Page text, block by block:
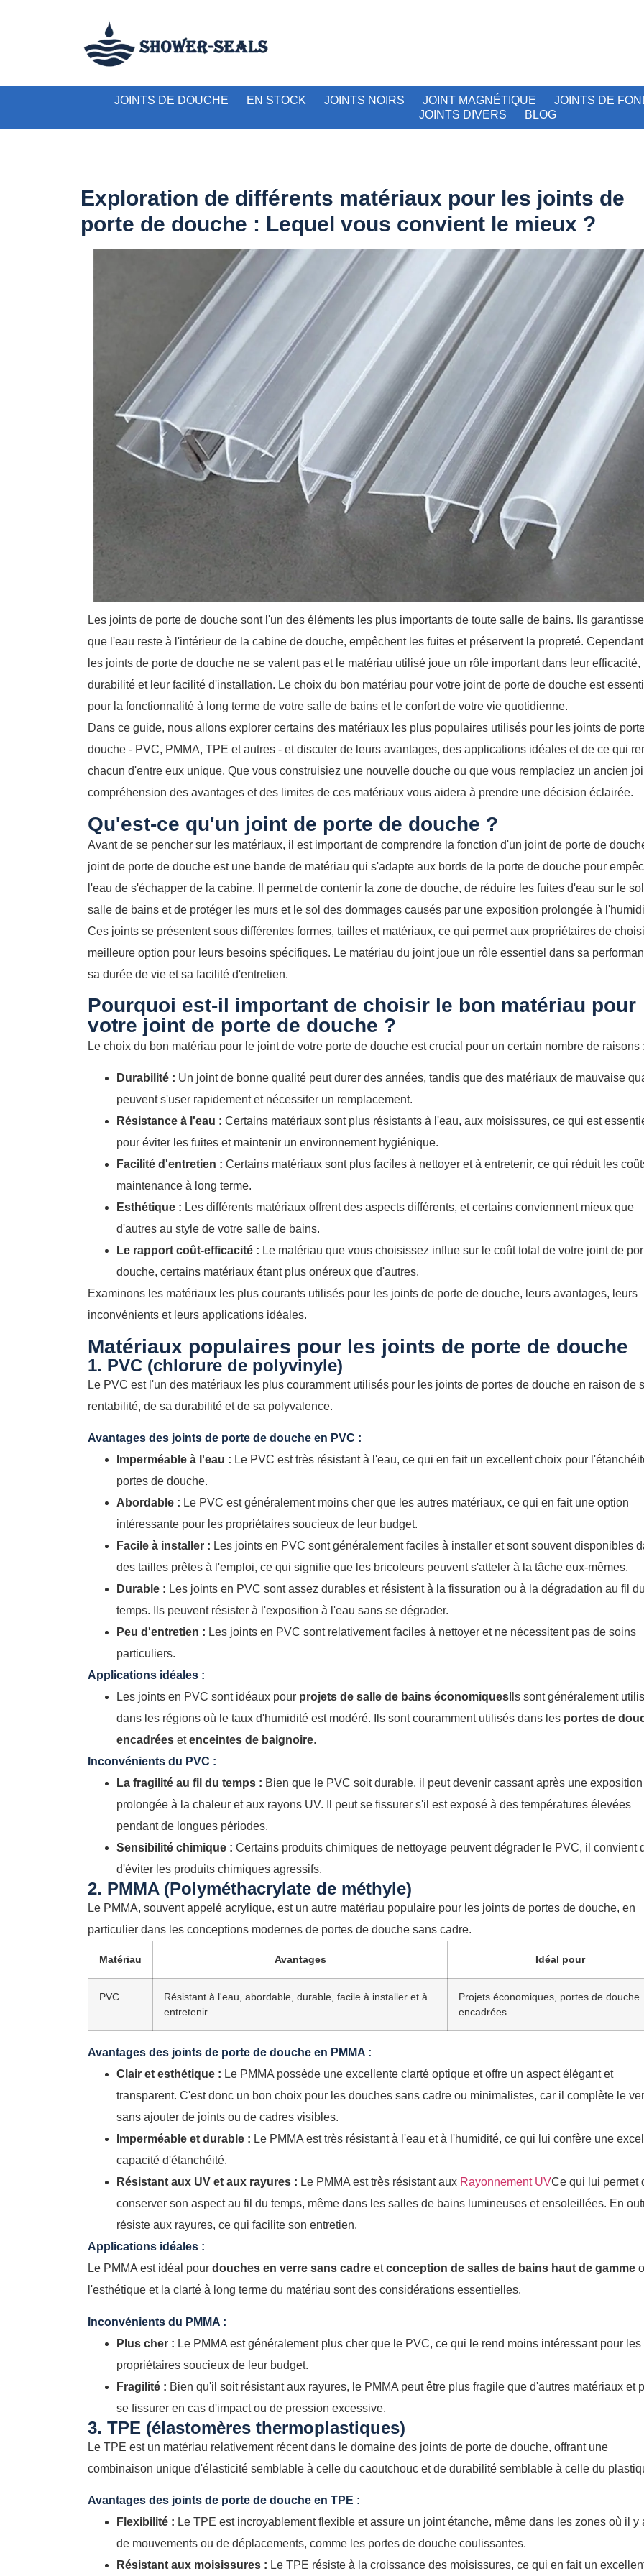
JOINTS DE DOUCHE EN STOCK JOINTS NOIRS JOINT MAGNÉTIQUE JOINTS DE
JOINTS DIVERS
BLOG
Exploration de différents matériaux pour les joints de
porte de douche : Lequel vous convient le mieux ?
Les joints de porte de douche sont l'un des éléments les plus importants de toute salle de bains. Ils
que l'eau reste à l'intérieur de la cabine de douche, empêchent les fuites et préservent la propreté.
les joints de porte de douche ne se valent pas et le matériau utilisé joue un rôle important dans leur efficacité,
durabilité et leur facilité d'installation. Le choix du bon matériau pour votre joint de porte de douche est
pour la fonctionnalité à long terme de votre salle de bains et le confort de votre vie quotidienne.
Dans ce guide, nous allons explorer certains des matériaux les plus populaires utilisés pour les joints de
douche - PVC, PMMA, TPE et autres - et discuter de leurs avantages, des applications idéales et de ce qui
chacun d'entre eux unique. Que vous construisiez une nouvelle douche ou que vous remplaciez un ancien
compréhension des avantages et des limites de ces matériaux vous aidera à prendre une décision éclairée.
Qu'est-ce qu'un joint de porte de douche ?
Avant de se pencher sur les matériaux, il est important de comprendre la fonction d'un joint de porte de
joint de porte de douche est une bande de matériau qui s'adapte aux bords de la porte de douche pour
l'eau de s'échapper de la cabine. Il permet de contenir la zone de douche, de réduire les fuites d'eau sur le
salle de bains et de protéger les murs et le sol des dommages causés par une exposition prolongée à
Ces joints se présentent sous différentes formes, tailles et matériaux, ce qui permet aux propriétaires de
meilleure option pour leurs besoins spécifiques. Le matériau du joint joue un rôle essentiel dans sa
sa durée de vie et sa facilité d'entretien.
Pourquoi est-il important de choisir le bon matériau pour
votre joint de porte de douche ?
Le choix du bon matériau pour le joint de votre porte de douche est crucial pour un certain nombre de raisons :
Durabilité : Un joint de bonne qualité peut durer des années, tandis que des matériaux de mauvaise
peuvent s'user rapidement et nécessiter un remplacement.
Résistance à l'eau : Certains matériaux sont plus résistants à l'eau, aux moisissures, ce qui est
pour éviter les fuites et maintenir un environnement hygiénique.
Facilité d'entretien : Certains matériaux sont plus faciles à nettoyer et à entretenir, ce qui réduit les
maintenance à long terme.
Esthétique : Les différents matériaux offrent des aspects différents, et certains conviennent mieux que
d'autres au style de votre salle de bains.
Le rapport coût-efficacité : Le matériau que vous choisissez influe sur le coût total de votre joint de
douche, certains matériaux étant plus onéreux que d'autres.
Examinons les matériaux les plus courants utilisés pour les joints de porte de douche, leurs avantages, leurs
inconvénients et leurs applications idéales.
Matériaux populaires pour les joints de porte de douche
1. PVC (chlorure de polyvinyle)
Le PVC est l'un des matériaux les plus couramment utilisés pour les joints de portes de douche en raison de
rentabilité, de sa durabilité et de sa polyvalence.
Avantages des joints de porte de douche en PVC :
Imperméable à l'eau : Le PVC est très résistant à l'eau, ce qui en fait un excellent choix pour
portes de douche.
Abordable : Le PVC est généralement moins cher que les autres matériaux, ce qui en fait une option
intéressante pour les propriétaires soucieux de leur budget.
Facile à installer : Les joints en PVC sont généralement faciles à installer et sont souvent disponibles
des tailles prêtes à l'emploi, ce qui signifie que les bricoleurs peuvent s'atteler à la tâche eux-mêmes.
Durable : Les joints en PVC sont assez durables et résistent à la fissuration ou à la dégradation au fil du
temps. Ils peuvent résister à l'exposition à l'eau sans se dégrader.
Peu d'entretien : Les joints en PVC sont relativement faciles à nettoyer et ne nécessitent pas de soins
particuliers.
Applications idéales :
Les joints en PVC sont idéaux pour projets de salle de bains économiques Ils sont généralement
dans les régions où le taux d'humidité est modéré. Ils sont couramment utilisés dans les portes de
encadrées etenceintes de baignoire.
Inconvénients du PVC :
La fragilité au fil du temps : Bien que le PVC soit durable, il peut devenir cassant après une exposition
prolongée à la chaleur et aux rayons UV. Il peut se fissurer s'il est exposé à des températures élevées
pendant de longues périodes.
Sensibilité chimique : Certains produits chimiques de nettoyage peuvent dégrader le PVC, il convient
d'éviter les produits chimiques agressifs.
2. PMMA (Polyméthacrylate de méthyle)
Le PMMA, souvent appelé acrylique, est un autre matériau populaire pour les joints de portes de douche, en
particulier dans les conceptions modernes de portes de douche sans cadre.
Matériau Avantages Idéal pour
PVC
Résistant à l'eau, abordable, durable, facile à installer et à
entretenir
Projets économiques, portes de douche
encadrées
Avantages des joints de porte de douche en PMMA :
Clair et esthétique : Le PMMA possède une excellente clarté optique et offre un aspect élégant et
transparent. C'est donc un bon choix pour les douches sans cadre ou minimalistes, car il complète le
sans ajouter de joints ou de cadres visibles.
Imperméable et durable : Le PMMA est très résistant à l'eau et à l'humidité, ce qui lui confère une
capacité d'étanchéité.
Résistant aux UV et aux rayures : Le PMMA est très résistant aux Rayonnement UVCe qui lui permet
conserver son aspect au fil du temps, même dans les salles de bains lumineuses et ensoleillées. En
résiste aux rayures, ce qui facilite son entretien.
Applications idéales :
Le PMMA est idéal pour douches en verre sans cadre etconception de salles de bains haut de gamme
l'esthétique et la clarté à long terme du matériau sont des considérations essentielles.
Inconvénients du PMMA :
Plus cher : Le PMMA est généralement plus cher que le PVC, ce qui le rend moins intéressant pour les
propriétaires soucieux de leur budget.
Fragilité : Bien qu'il soit résistant aux rayures, le PMMA peut être plus fragile que d'autres matériaux et
se fissurer en cas d'impact ou de pression excessive.
3. TPE (élastomères thermoplastiques)
Le TPE est un matériau relativement récent dans le domaine des joints de porte de douche, offrant une
combinaison unique d'élasticité semblable à celle du caoutchouc et de durabilité semblable à celle du
Avantages des joints de porte de douche en TPE :
Flexibilité : Le TPE est incroyablement flexible et assure un joint étanche, même dans les zones où il y
de mouvements ou de déplacements, comme les portes de douche coulissantes.
Résistant aux moisissures : Le TPE résiste à la croissance des moisissures, ce qui en fait un